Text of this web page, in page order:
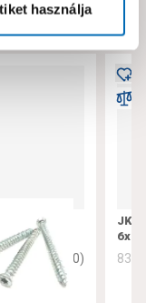
használja
csavar
0 0)
JKH